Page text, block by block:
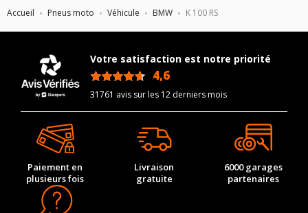
Accueil Pneus moto Véhicule BMW K 100 RS
Votre satisfaction est notre priorité
4,6
31761 avis sur les 12 derniers mois
Paiement en
plusieurs fois
Livraison
gratuite
6000 garages
partenaires